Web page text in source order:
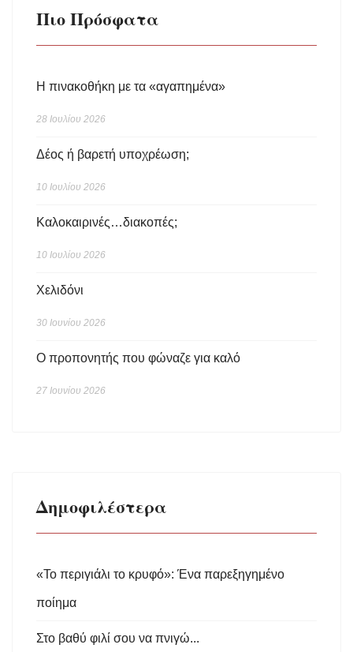
Πιο Πρόσφατα
Η πινακοθήκη με τα «αγαπημένα»
28 Ιουλίου 2026
Δέος ή βαρετή υποχρέωση;
10 Ιουλίου 2026
Καλοκαιρινές…διακοπές;
10 Ιουλίου 2026
Χελιδόνι
30 Ιουνίου 2026
Ο προπονητής που φώναζε για καλό
27 Ιουνίου 2026
Δημοφιλέστερα
«Το περιγιάλι το κρυφό»: Ένα παρεξηγημένο
ποίημα
Στο βαθύ φιλί σου να πνιγώ...